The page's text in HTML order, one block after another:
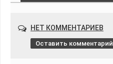
НЕТ КОММЕНТАРИЕВ
Оставить комментарий